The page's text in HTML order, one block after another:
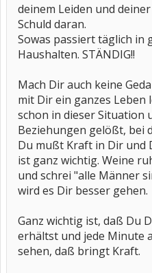
deinem Leiden und
Schuld daran.
Sowas passiert täglich in
Haushalten. STÄNDIG!!
Mach Dir auch keine
mit Dir ein ganzes Leben
schon in dieser Situation
Beziehungen gelößt, bei
Du mußt Kraft in Dir und
ist ganz wichtig. Weine
und schrei "alle Männer
wird es Dir besser gehen.
Ganz wichtig ist, daß Du
erhältst und jede Minute
sehen, daß bringt Kraft.